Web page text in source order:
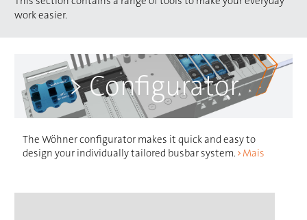
work easier.
> Configurator
The Wöhner configurator makes it quick and easy to
design your individually tailored busbar system. Mais